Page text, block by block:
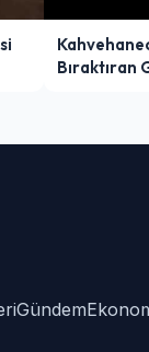
Bıraktıran
Gündem